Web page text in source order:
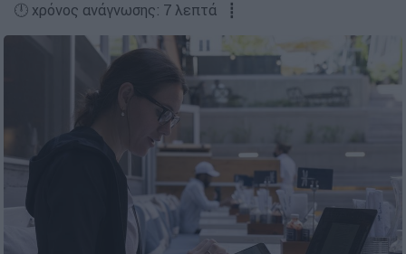
🕛 χρόνος ανάγνωσης: 7 λεπτά ┋